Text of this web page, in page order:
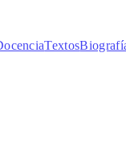
Textos